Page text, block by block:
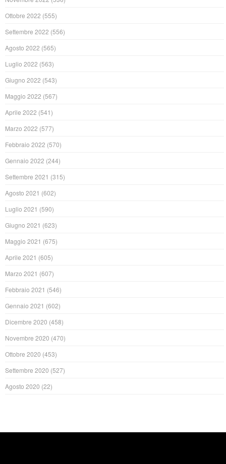
Ottobre 2022 (555)
Settembre 2022 (556)
Agosto 2022 (565)
Luglio 2022 (563)
Giugno 2022 (543)
Maggio 2022 (567)
Aprile 2022 (541)
Marzo 2022 (577)
Febbraio 2022 (570)
Gennaio 2022 (244)
Settembre 2021 (315)
Agosto 2021 (602)
Luglio 2021 (590)
Giugno 2021 (623)
Maggio 2021 (675)
Aprile 2021 (605)
Marzo 2021 (607)
Febbraio 2021 (546)
Gennaio 2021 (602)
Dicembre 2020 (458)
Novembre 2020 (470)
Ottobre 2020 (453)
Settembre 2020 (527)
Agosto 2020 (22)